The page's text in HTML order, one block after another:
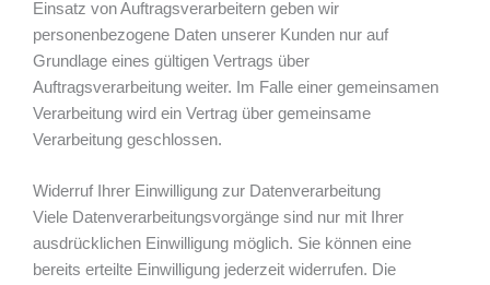
Einsatz von Auftragsverarbeitern geben wir
personenbezogene Daten unserer Kunden nur auf
Grundlage eines gültigen Vertrags über
Auftragsverarbeitung weiter. Im Falle einer gemeinsamen
Verarbeitung wird ein Vertrag über gemeinsame
Verarbeitung geschlossen.
Widerruf Ihrer Einwilligung zur Datenverarbeitung
Viele Datenverarbeitungsvorgänge sind nur mit Ihrer
ausdrücklichen Einwilligung möglich. Sie können eine
bereits erteilte Einwilligung jederzeit widerrufen. Die